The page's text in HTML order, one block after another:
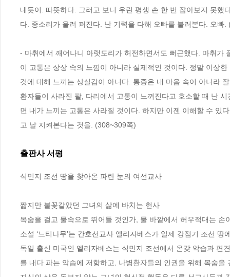
내듯이. 따뜻하다. 그러고 보니 우린 평생 손 한 번 잡아보지 못
다. 종소리가 울려 퍼진다. 난 기력을 다해 오빠를 불러본다. 오빠.
- 마취에서 깨어나니 아랫도리가 허전하면서도 뻐근했다. 마취
이 고통은 상상 속의 느낌이 아니라 실제적인 것이다. 정말 이상
것에 대해 느끼는 상실감이 아니다. 통증은 내 마음 속이 아니라
환자들이 사라진 팔, 다리에서 고통이 느껴진다고 호소할 때 난
면 내가 느끼는 고통은 사라질 것이다. 하지만 이젠 이해할 수 있
고 날 지켜본다는 것을. (308~309쪽)
출판사 서평
식민지 조선 땅을 찾아온 파란 눈의 여선교사
짧지만 불꽃같았던 그녀의 삶에 바치는 헌사
목숨을 걸고 물속으로 뛰어들 것인가, 물 바깥에서 허우적대는
소설 ‘느티나무’는 간호선교사 엘리자베스가 일제 강점기 조선
독일 출신 미국인 엘리자베스는 식민지 조선에서 온갖 악습과 편
를 내다 파는 악습에 저항하고, 나병환자들의 인권을 위해 목숨을